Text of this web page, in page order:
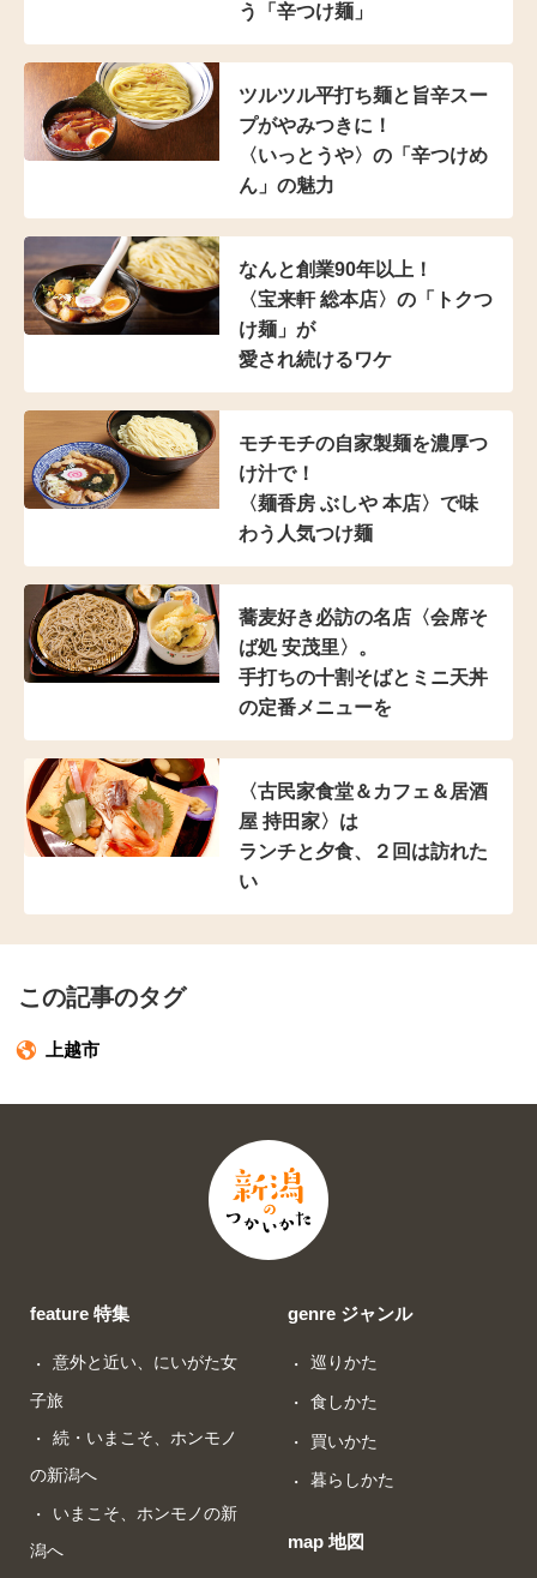
う「辛つけ麺」
ツルツル平打ち麺と 旨辛スー
プがやみつきに！
〈いっとうや〉の 「辛つけめ
ん」の魅力
なんと創業90年以上！
〈宝来軒 総本店〉の 「トクつ
け麺」が
愛され続けるワケ
モチモチの自家製麺を濃厚つ
け汁で！
〈麺香房 ぶしや 本店〉 で味
わう人気つけ麺
蕎麦好き必訪の名店 〈会席そ
ば処 安茂里〉。
手打ちの十割そばと ミニ天丼
の定番メニューを
〈古民家食堂＆カフェ ＆居酒
屋 持田家〉は
ランチと夕食、２回は訪れた
い
この記事のタグ
上越市
feature 特集
意外と近い、にいがた女
子旅
続・いまこそ、ホンモノ
の新潟へ
いまこそ、ホンモノの新
潟へ
genre ジャンル
巡りかた
食しかた
買いかた
暮らしかた
map 地図